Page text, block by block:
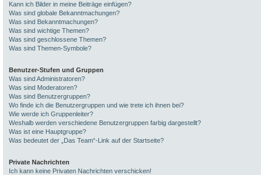
Kann ich Bilder in meine Beiträge einfügen?
Was sind globale Bekanntmachungen?
Was sind Bekanntmachungen?
Was sind wichtige Themen?
Was sind geschlossene Themen?
Was sind Themen-Symbole?
Benutzer-Stufen und Gruppen
Was sind Administratoren?
Was sind Moderatoren?
Was sind Benutzergruppen?
Wo finde ich die Benutzergruppen und wie trete ich ihnen bei?
Wie werde ich Gruppenleiter?
Weshalb werden verschiedene Benutzergruppen farbig dargestellt?
Was ist eine Hauptgruppe?
Was bedeutet der „Das Team“-Link auf der Startseite?
Private Nachrichten
Ich kann keine Privaten Nachrichten verschicken!